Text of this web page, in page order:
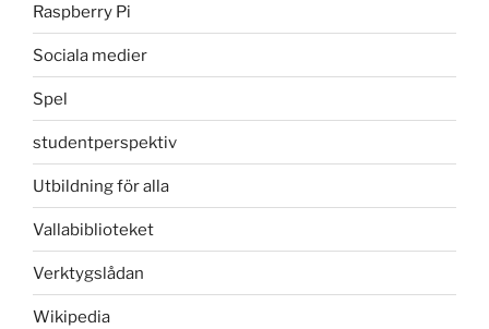
Raspberry Pi
Sociala medier
Spel
studentperspektiv
Utbildning för alla
Vallabiblioteket
Verktygslådan
Wikipedia